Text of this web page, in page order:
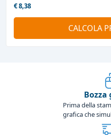
€8,38
CALCOLA
Bozza
Prima della
grafica che